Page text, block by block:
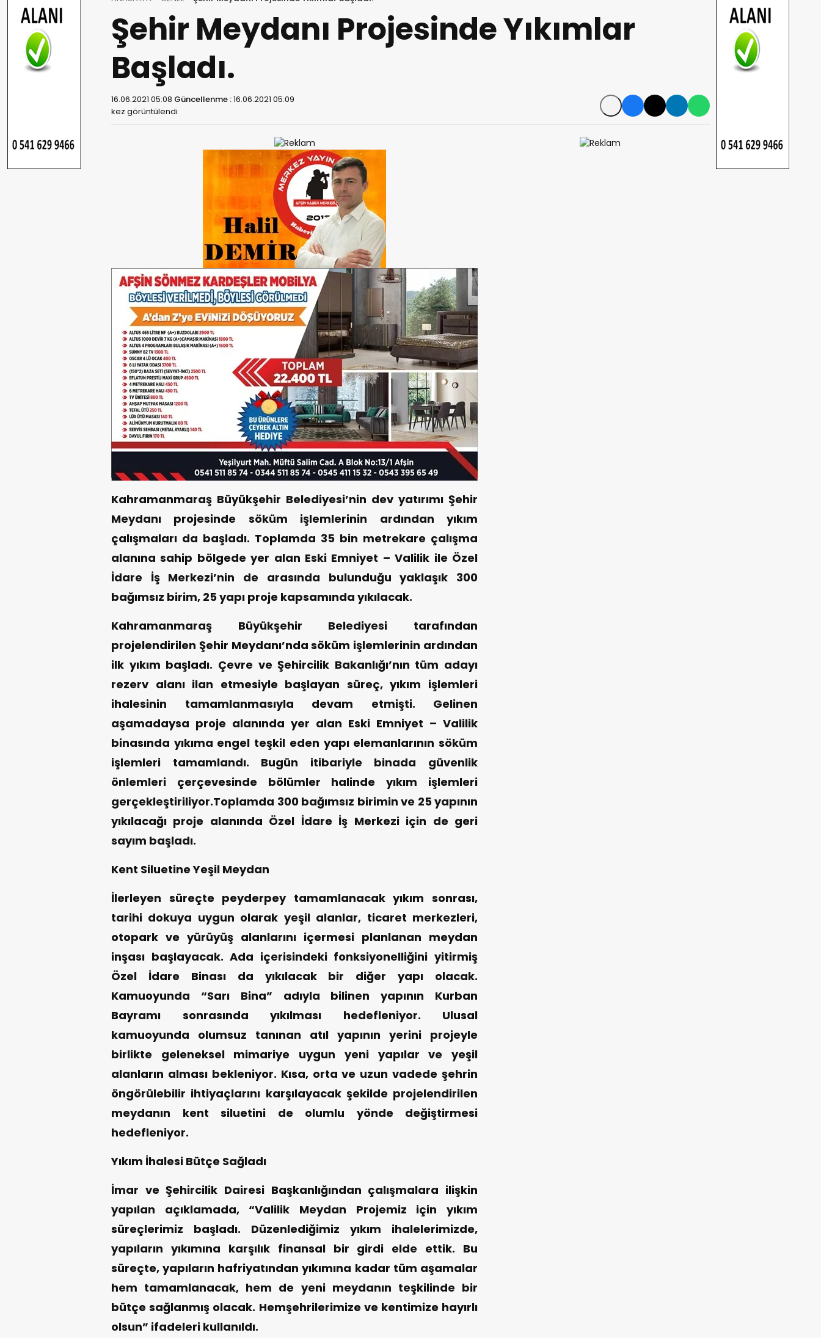
Şehir Meydanı Projesinde Yıkımlar
Başladı.
16.06.2021 05:08 Güncellenme :16.06.2021 05:09
kez görüntülendi
Kahramanmaraş Büyükşehir Belediyesi’nin dev yatırımı Şehir
Meydanı projesinde söküm işlemlerinin ardından yıkım
çalışmaları da başladı. Toplamda 35 bin metrekare çalışma
alanına sahip bölgede yer alan Eski Emniyet – Valilik ile Özel
İdare İş Merkezi’nin de arasında bulunduğu yaklaşık 300
bağımsız birim, 25 yapı proje kapsamında yıkılacak.
Kahramanmaraş Büyükşehir Belediyesi tarafından
projelendirilen Şehir Meydanı’nda söküm işlemlerinin ardından
ilk yıkım başladı. Çevre ve Şehircilik Bakanlığı’nın tüm adayı
rezerv alanı ilan etmesiyle başlayan süreç, yıkım işlemleri
ihalesinin tamamlanmasıyla devam etmişti. Gelinen
aşamadaysa proje alanında yer alan Eski Emniyet – Valilik
binasında yıkıma engel teşkil eden yapı elemanlarının söküm
işlemleri tamamlandı. Bugün itibariyle binada güvenlik
önlemleri çerçevesinde bölümler halinde yıkım işlemleri
gerçekleştiriliyor.Toplamda 300 bağımsız birimin ve 25 yapının
yıkılacağı proje alanında Özel İdare İş Merkezi için de geri
sayım başladı.
Kent Siluetine Yeşil Meydan
İlerleyen süreçte peyderpey tamamlanacak yıkım sonrası,
tarihi dokuya uygun olarak yeşil alanlar, ticaret merkezleri,
otopark ve yürüyüş alanlarını içermesi planlanan meydan
inşası başlayacak. Ada içerisindeki fonksiyonelliğini yitirmiş
Özel İdare Binası da yıkılacak bir diğer yapı olacak.
Kamuoyunda “Sarı Bina” adıyla bilinen yapının Kurban
Bayramı sonrasında yıkılması hedefleniyor. Ulusal
kamuoyunda olumsuz tanınan atıl yapının yerini projeyle
birlikte geleneksel mimariye uygun yeni yapılar ve yeşil
alanların alması bekleniyor. Kısa, orta ve uzun vadede şehrin
öngörülebilir ihtiyaçlarını karşılayacak şekilde projelendirilen
meydanın kent siluetini de olumlu yönde değiştirmesi
hedefleniyor.
Yıkım İhalesi Bütçe Sağladı
İmar ve Şehircilik Dairesi Başkanlığından çalışmalara ilişkin
yapılan açıklamada, “Valilik Meydan Projemiz için yıkım
süreçlerimiz başladı. Düzenlediğimiz yıkım ihalelerimizde,
yapıların yıkımına karşılık finansal bir girdi elde ettik. Bu
süreçte, yapıların hafriyatından yıkımına kadar tüm aşamalar
hem tamamlanacak, hem de yeni meydanın teşkilinde bir
bütçe sağlanmış olacak. Hemşehrilerimize ve kentimize hayırlı
olsun” ifadeleri kullanıldı.